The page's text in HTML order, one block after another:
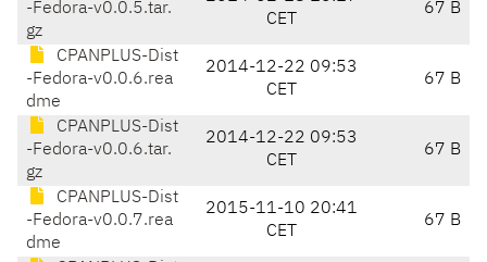
-Fedora-v0.0.5.tar.
gz
CET
67 B
CPANPLUS-Dist
-Fedora-v0.0.6.rea
dme
2014-12-22 09:53
CET
67 B
CPANPLUS-Dist
-Fedora-v0.0.6.tar.
gz
2014-12-22 09:53
CET
67 B
CPANPLUS-Dist
-Fedora-v0.0.7.rea
dme
2015-11-10 20:41
CET
67 B